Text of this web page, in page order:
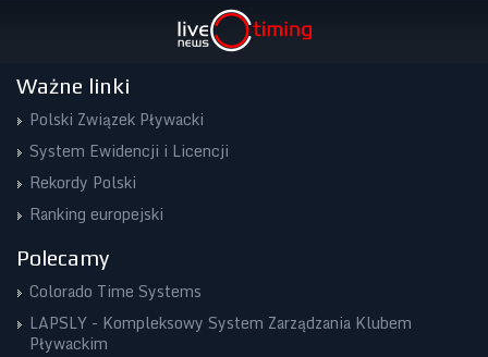
Ważne linki
Polski Związek Pływacki
System Ewidencji i Licencji
Rekordy Polski
Ranking europejski
Polecamy
Colorado Time Systems
LAPSLY - Kompleksowy System Zarządzania Klubem
Pływackim